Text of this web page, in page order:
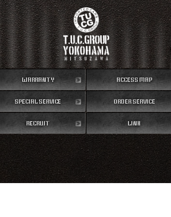
WARRANTY
保証内容
ACCESS MAP
地図
SPECIAL SERVICE
特別作業
ORDER SERVICE
注文販売
RECRUIT
リクルート
LINK
リンク